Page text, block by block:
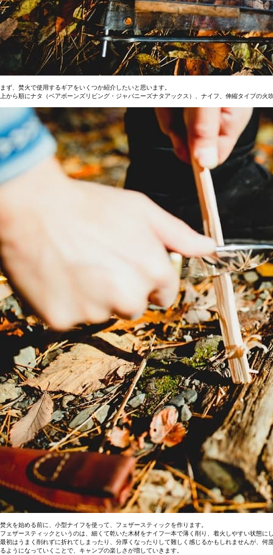
まず、焚火で使用するギアをいくつか紹介したいと思います。
上から順にナタ（ベアボーンズリビング・ジャパニーズナタアックス）、ナイフ、伸縮タイプの火
焚火を始める前に、小型ナイフを使って、フェザースティックを作ります。
フェザースティックというのは、細くて乾いた木材をナイフ一本で薄く削り、着火しやすい状態
最初はうまく削れずに折れてしまったり、分厚くなったりして難しく感じるかもしれませんが、
るようになっていくことで、キャンプの楽しさが増していきます。